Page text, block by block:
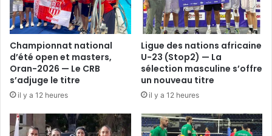
Championnat national
d’été open et masters,
Oran-2026 — Le CRB
s’adjuge le titre
il y a 12 heures
Ligue des nations africaine
U-23 (Stop2) — La
sélection masculine s’offre
un nouveau titre
il y a 12 heures